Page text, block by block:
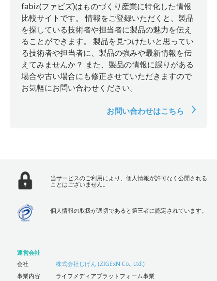
fabiz(ファビズ)はものづくり産業に特化した情報
比較サイトです。 情報をご登録いただくと、製品
を探している技術者や担当者に製品の魅力を伝え
ることができます。 製品を見つけたいと思ってい
る技術者や担当者に、製品の強みや最新情報を伝
えてみませんか？ また、製品の情報に誤りがある
場合や古い場合にも修正させていただきますので
お気軽にお問い合わせください。
お問い合わせはこちら
当サービスのご利用により、個人情報が許可なく公開される
ことはございません。
個人情報の取扱が適切であると第三者に認定されています。
運営会社
会社
株式会社じげん (ZIGExN Co., Ltd.)
事業内容
ライフメディアプラットフォーム事業